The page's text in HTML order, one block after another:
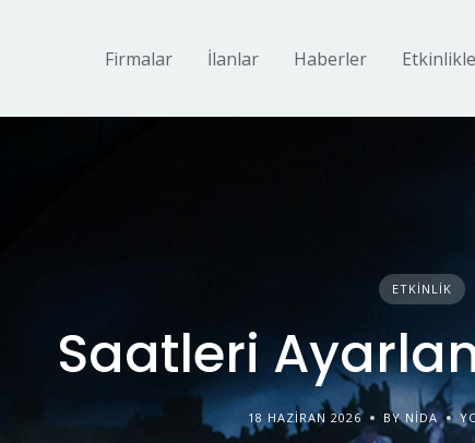
Firmalar İlanlar Haberler
ETKINLIK
Saatleri
18 HAZIRAN 2026 BY NIDA